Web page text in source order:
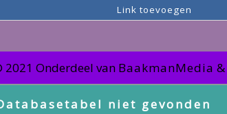
Link toevoegen
Onderdeel van BaakmanMedia &
niet gevonden